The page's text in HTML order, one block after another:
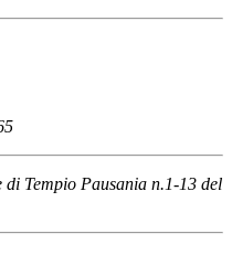
Tempio Pausania n.1-13 del